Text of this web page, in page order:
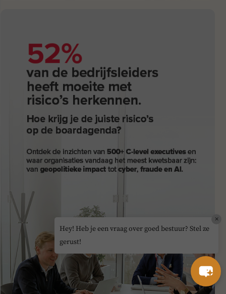
Hey! Heb je een vraag over goed bestuur? Stel ze
gerust!
×